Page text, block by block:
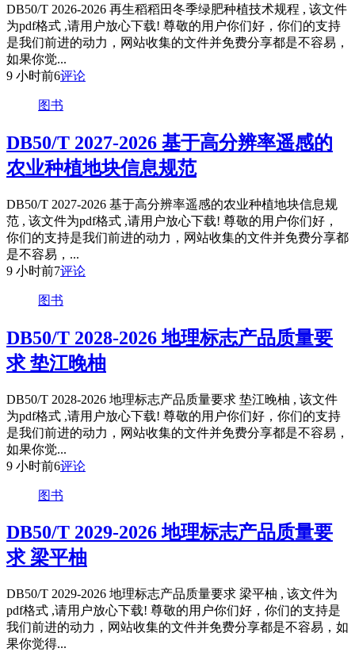
DB50/T 2026-2026 再生稻稻田冬季绿肥种植技术规程 , 该文件
为pdf格式 ,请用户放心下载! 尊敬的用户你们好，你们的支持
是我们前进的动力，网站收集的文件并免费分享都是不容易，
如果你觉...
9 小时前6评论
图书
DB50/T 2027-2026 基于高分辨率遥感的
农业种植地块信息规范
DB50/T 2027-2026 基于高分辨率遥感的农业种植地块信息规
范 , 该文件为pdf格式 ,请用户放心下载! 尊敬的用户你们好，
你们的支持是我们前进的动力，网站收集的文件并免费分享都
是不容易，...
9 小时前7评论
图书
DB50/T 2028-2026 地理标志产品质量要
求 垫江晚柚
DB50/T 2028-2026 地理标志产品质量要求 垫江晚柚 , 该文件
为pdf格式 ,请用户放心下载! 尊敬的用户你们好，你们的支持
是我们前进的动力，网站收集的文件并免费分享都是不容易，
如果你觉...
9 小时前6评论
图书
DB50/T 2029-2026 地理标志产品质量要
求 梁平柚
DB50/T 2029-2026 地理标志产品质量要求 梁平柚 , 该文件为
pdf格式 ,请用户放心下载! 尊敬的用户你们好，你们的支持是
我们前进的动力，网站收集的文件并免费分享都是不容易，如
果你觉得...